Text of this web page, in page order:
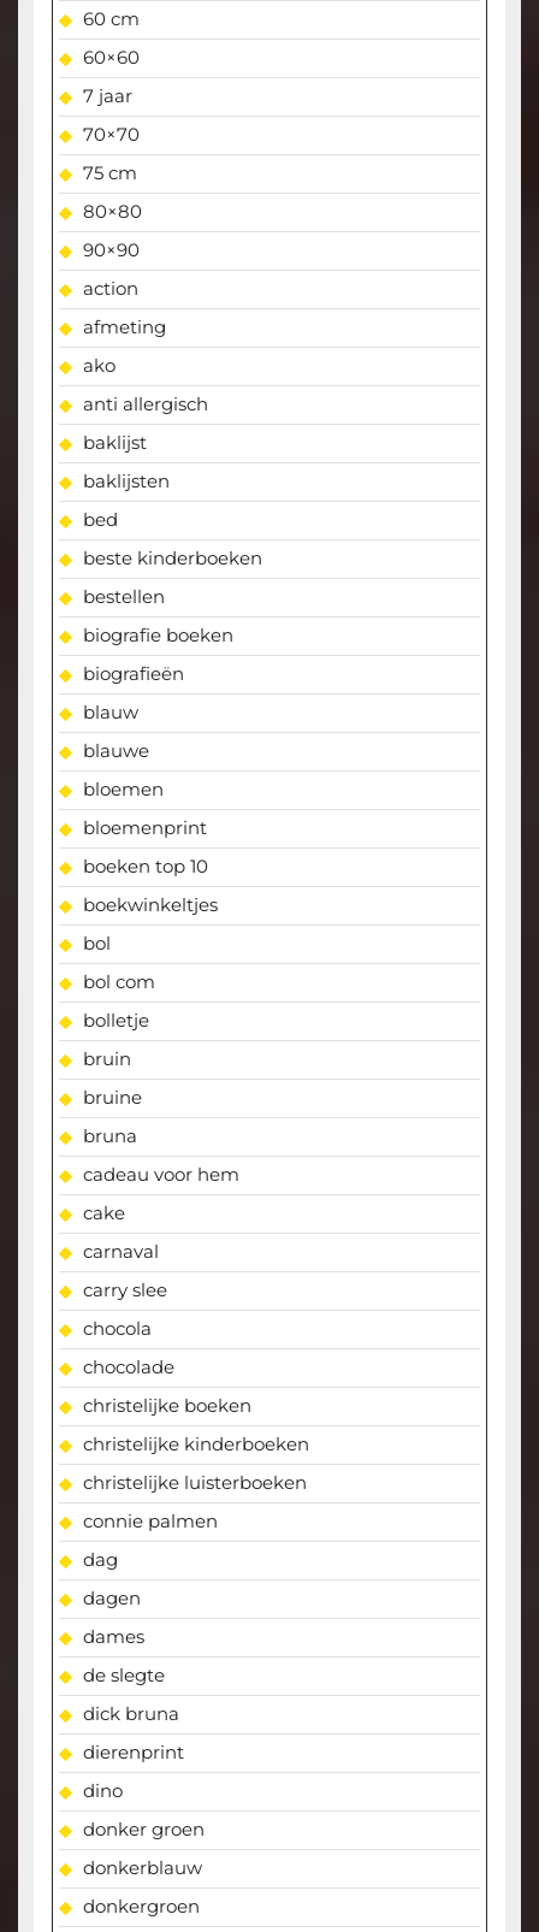
60 cm
60×60
7 jaar
70×70
75 cm
80×80
90×90
action
afmeting
ako
anti allergisch
baklijst
baklijsten
bed
beste kinderboeken
bestellen
biografie boeken
biografieën
blauw
blauwe
bloemen
bloemenprint
boeken top 10
boekwinkeltjes
bol
bol com
bolletje
bruin
bruine
bruna
cadeau voor hem
cake
carnaval
carry slee
chocola
chocolade
christelijke boeken
christelijke kinderboeken
christelijke luisterboeken
connie palmen
dag
dagen
dames
de slegte
dick bruna
dierenprint
dino
donker groen
donkerblauw
donkergroen